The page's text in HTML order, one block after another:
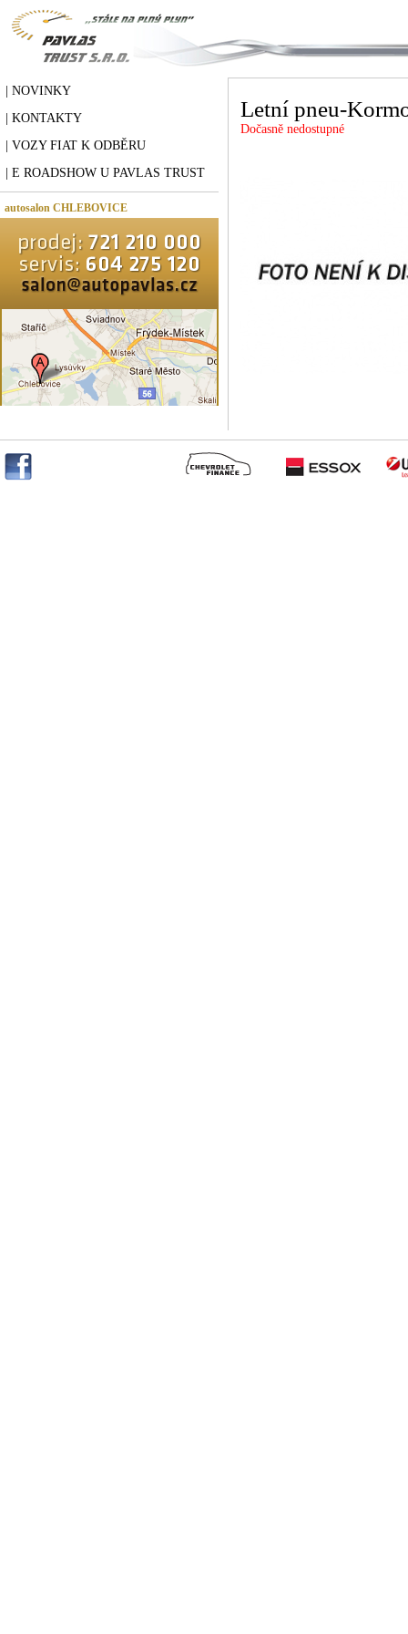
| NOVINKY
| KONTAKTY
| VOZY FIAT K ODBĚRU
| E ROADSHOW U PAVLAS TRUST
autosalon CHLEBOVICE
Letní pneu-
Dočasně nedostupné